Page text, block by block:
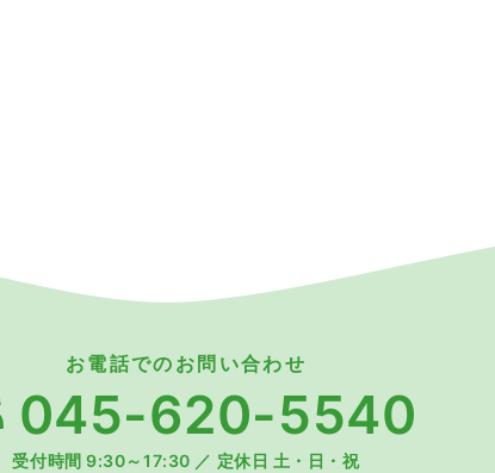
お電話でのお問い合わせ
045-620-5540
受付時間 9:30～17:30 ／ 定休日 土・日・祝